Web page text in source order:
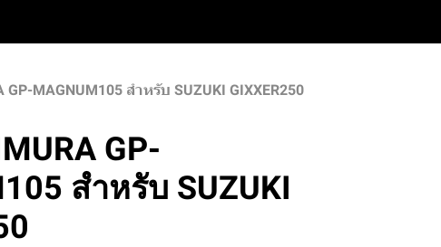
GP-MAGNUM105 สำหรับ SUZUKI GIXXER250
GP-
สำหรับ SUZUKI